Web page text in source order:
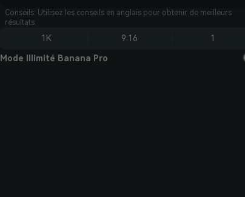
Conseils: Utilisez les conseils en anglais pour obtenir de meilleurs
résultats.
1K 9:16 1
Mode Illimité Banana Pro